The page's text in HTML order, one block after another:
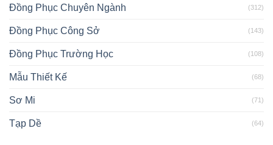
Đồng Phục Chuyên Ngành (312)
Đồng Phục Công Sở (143)
Đồng Phục Trường Học (108)
Mẫu Thiết Kế (68)
Sơ Mi (71)
Tạp Dề (64)